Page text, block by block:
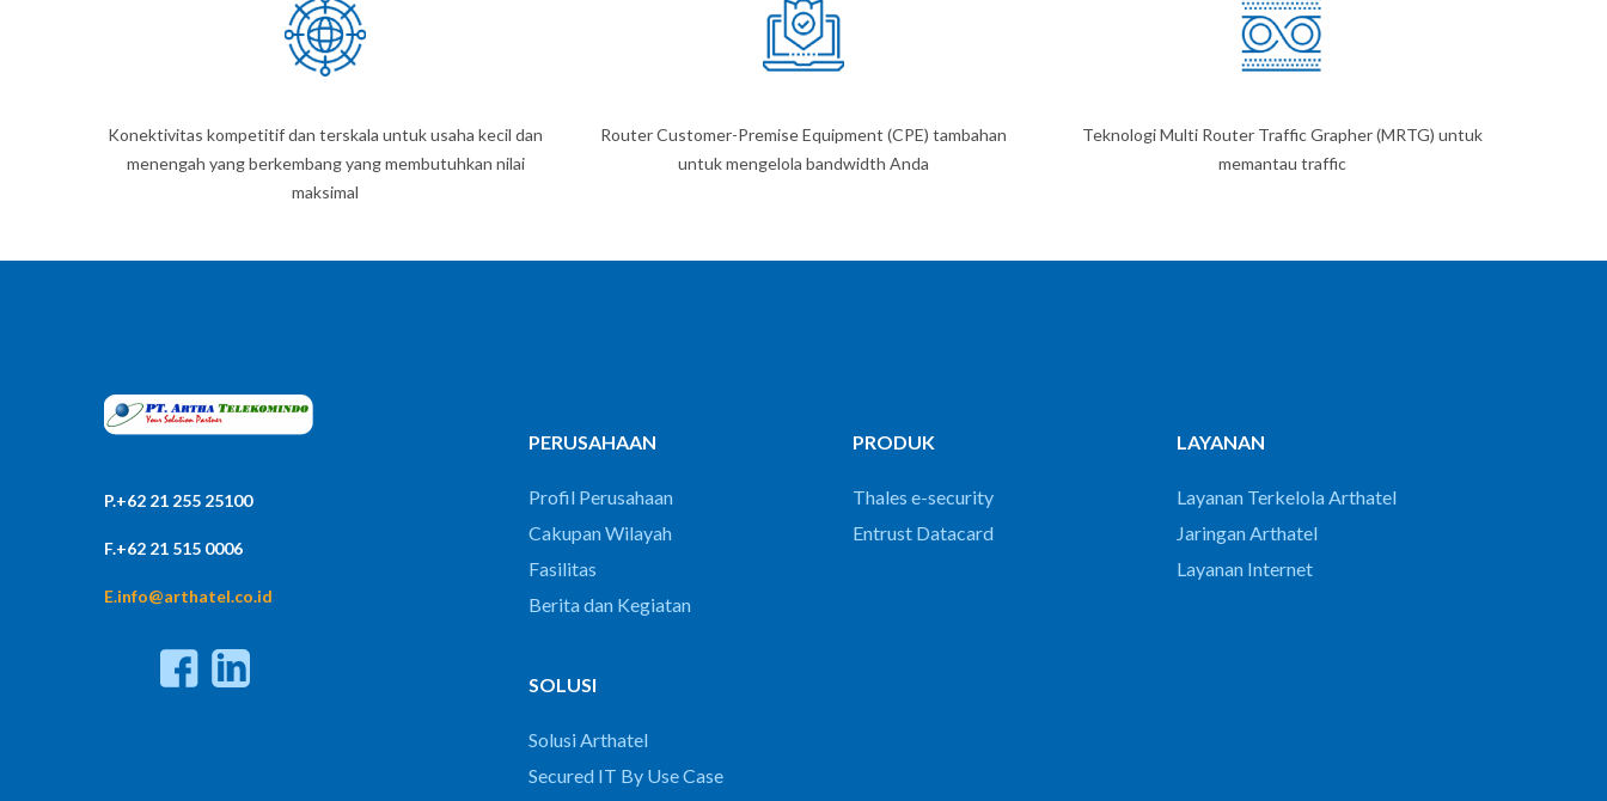
Konektivitas kompetitif dan terskala untuk usaha kecil dan
menengah yang berkembang yang membutuhkan nilai
maksimal
Router Customer-Premise Equipment (CPE) tambahan
untuk mengelola bandwidth Anda
Teknologi Multi Router Traffic Grapher (MRTG) untuk
memantau traffic
P.+62 21 255 25100
F.+62 21 515 0006
E.info@arthatel.co.id
PERUSAHAAN
Profil Perusahaan
Cakupan Wilayah
Fasilitas
Berita dan Kegiatan
PRODUK
Thales e-security
Entrust Datacard
LAYANAN
Layanan Terkelola Arthatel
Jaringan Arthatel
Layanan Internet
SOLUSI
Solusi Arthatel
Secured IT By Use Case